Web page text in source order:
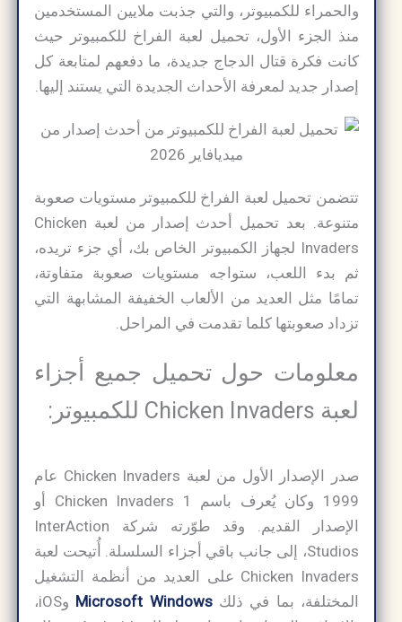
والحمراء للكمبيوتر، والتي جذبت ملايين المستخدمين
منذ الجزء الأول، تحميل لعبة الفراخ للكمبيوتر حيث
كانت فكرة قتال الدجاج جديدة، ما دفعهم لمتابعة كل
إصدار جديد لمعرفة الأحداث الجديدة التي يستند إليها.
تتضمن تحميل لعبة الفراخ للكمبيوتر مستويات صعوبة
متنوعة. بعد تحميل أحدث إصدار من لعبة Chicken
Invaders لجهاز الكمبيوتر الخاص بك، أي جزء تريده،
ثم بدء اللعب، ستواجه مستويات صعوبة متفاوتة،
تمامًا مثل العديد من الألعاب الخفيفة المشابهة التي
تزداد صعوبتها كلما تقدمت في المراحل.
معلومات حول تحميل جميع أجزاء
لعبة Chicken Invaders للكمبيوتر:
صدر الإصدار الأول من لعبة Chicken Invaders عام
1999 وكان يُعرف باسم Chicken Invaders 1 أو
الإصدار القديم. وقد طوّرته شركة InterAction
Studios، إلى جانب باقي أجزاء السلسلة. أُتيحت لعبة
Chicken Invaders على العديد من أنظمة التشغيل
المختلفة، بما في ذلكMicrosoft Windows
وiOS،